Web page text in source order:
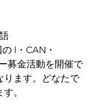
I・CAN・
募金活動を開催で
ります。どなたで
。